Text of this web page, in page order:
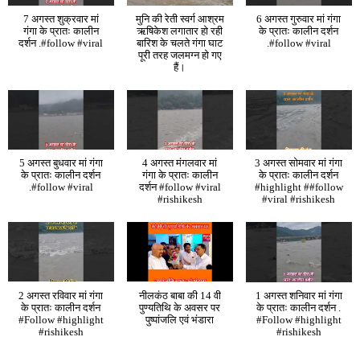
7 अगस्त शुक्रवार मां
गंगा के प्रातः कालीन
दर्शन .#follow #viral
मुनि की रेती स्वर्ग आश्रम
ऋषिकेश लगातार हो रही
बारिश के चलते गंगा घाट
पूरी तरह जलमग्न हो गए
हैं।
6 अगस्त गुरुवार मां गंगा
के प्रातः कालीन दर्शन
.#follow #viral
5 अगस्त बुधवार मां गंगा
के प्रातः कालीन दर्शन
.#follow #viral
4 अगस्त मंगलवार मां
गंगा के प्रातः कालीन
दर्शन #follow #viral
#rishikesh
3 अगस्त सोमवार मां गंगा
के प्रातः कालीन दर्शन
#highlight ##follow
#viral #rishikesh
2 अगस्त रविवार मां गंगा
के प्रातः कालीन दर्शन
#Follow #highlight
#rishikesh
नीलकंठ बाबा की 14 वी
पुण्यतिथि के अवसर पर
पुष्पांजलि एवं भंडारा
1 अगस्त शनिवार मां गंगा
के प्रातः कालीन दर्शन .
#Follow #highlight
#rishikesh